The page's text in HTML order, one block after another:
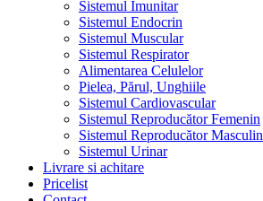
Sistemul Imunitar
Sistemul Endocrin
Sistemul Muscular
Sistemul Respirator
Alimentarea Celulelor
Pielea, Părul, Unghiile
Sistemul Cardiovascular
Sistemul Reproducător Femenin
Sistemul Reproducător Masculin
Sistemul Urinar
Livrare si achitare
Pricelist